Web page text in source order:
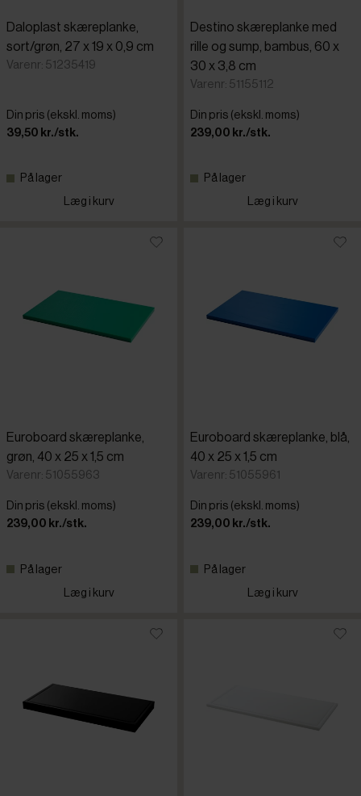
Daloplast skæreplanke,
sort/grøn, 27 x 19 x 0,9 cm
Varenr: 51235419
Din pris (ekskl. moms)
39,50 kr./stk.
På lager
Læg i kurv
Destino skæreplanke med
rille og sump, bambus, 60 x
30 x 3,8 cm
Varenr: 51155112
Din pris (ekskl. moms)
239,00 kr./stk.
På lager
Læg i kurv
Euroboard skæreplanke,
grøn, 40 x 25 x 1,5 cm
Varenr: 51055963
Din pris (ekskl. moms)
239,00 kr./stk.
På lager
Læg i kurv
Euroboard skæreplanke, blå,
40 x 25 x 1,5 cm
Varenr: 51055961
Din pris (ekskl. moms)
239,00 kr./stk.
På lager
Læg i kurv